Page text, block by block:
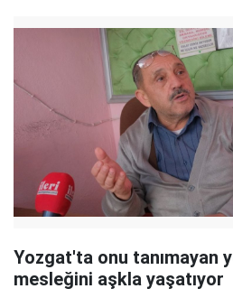
Yozgat'ta onu tanımayan
mesleğini aşkla yaşatıyor